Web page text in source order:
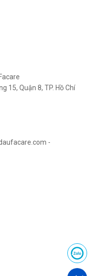
15, Quận 8, TP. Hồ Chí
-